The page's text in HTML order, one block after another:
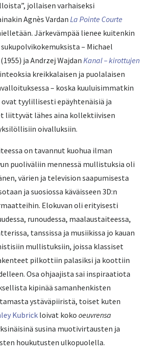
jollaisen varhaiseksi
Agnès Vardan La Pointe Courte
Järkevämpää lienee kuitenkin
– Michael
(1955) ja Andrzej Wajdan Kanal – kirottujen
kreikkalaisen ja puolalaisen
– koska kuuluisimmatkin
tyylillisesti epäyhtenäisiä ja
liittyvät lähes aina kollektiivisen
oivalluksiin.
on tavannut kuohua ilman
puoliväliin mennessä mullistuksia oli
värien ja television saapumisesta
ja suosiossa käväisseen 3D:n
Elokuvan oli erityisesti
runoudessa, maalaustaiteessa,
tanssissa ja musiikissa jo kauan
mullistuksiin, joissa klassiset
pilkottiin palasiksi ja koottiin
Osa ohjaajista sai inspiraatiota
kipinää samanhenkisten
ystäväpiiristä, toiset kuten
Kubrickloivat koko oeuvrensa
susina muotivirtausten ja
houkutusten ulkopuolella.